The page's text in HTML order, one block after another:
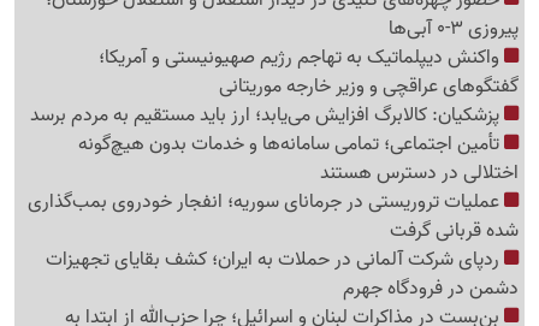
پیروزی 3-0 آبی‌ها
واکنش دیپلماتیک به تهاجم رژیم صهیونیستی و آمریکا؛
گفتگوهای عراقچی و وزیر خارجه موریتانی
پزشکیان: کالابرگ افزایش می‌یابد؛ ارز باید مستقیم به مردم برسد
تأمین اجتماعی؛ تمامی سامانه‌ها و خدمات بدون هیچ‌گونه
اختلالی در دسترس هستند
عملیات تروریستی در جرمانای سوریه؛ انفجار خودروی بمب‌گذاری
شده قربانی گرفت
ردپای شرکت آلمانی در حملات به ایران؛ کشف بقایای تجهیزات
دشمن در فرودگاه جهرم
بن‌بست در مذاکرات لبنان و اسرائیل؛ چرا حزب‌الله از ابتدا به